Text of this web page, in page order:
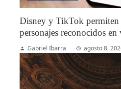
Disney y TikTok permiten
personajes reconocidos en
Gabriel Ibarra agosto 8,